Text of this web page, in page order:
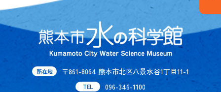
所在地 〒861-8064 熊本市北区八景水谷1丁目11-1
TEL 096-346-1100